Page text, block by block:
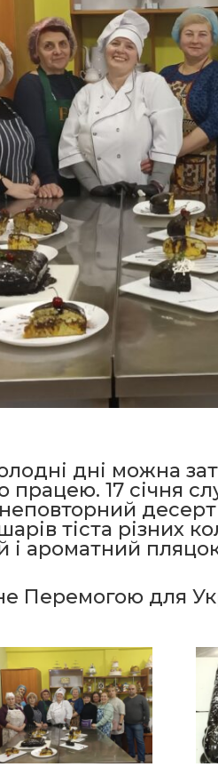
дні можна
працею. 17 січня
десерт
тіста різних
і ароматний
Перемогою для